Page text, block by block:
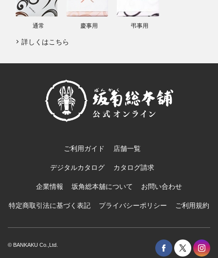
通常 慶事用 弔事用
詳しくはこちら
ご利用ガイド 店舗一覧
デジタルカタログ カタログ請求
企業情報 坂角総本舖について お問い合わせ
特定商取引法に基づく表記 プライバシーポリシー ご利用規約
© BANKAKU Co.,Ltd.